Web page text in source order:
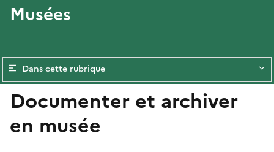
Musées
Dans cette rubrique
Documenter et archiver
en musée